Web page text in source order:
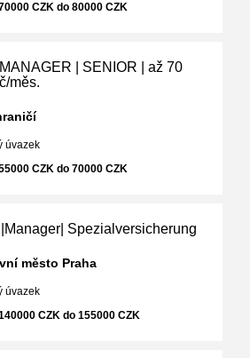
CZK do 80000 CZK
| SENIOR | až 70
měs.
úvazek
CZK do 70000 CZK
|Manager| Spezialversicherung
město Praha
úvazek
CZK do 155000 CZK